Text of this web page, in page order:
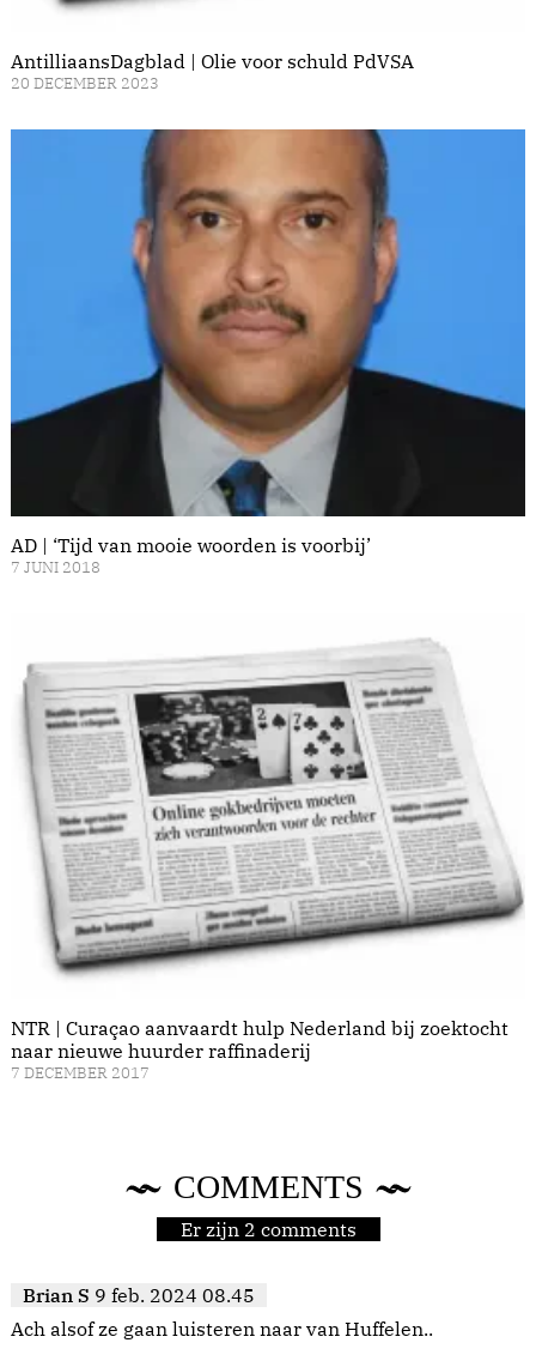
AntilliaansDagblad | Olie voor schuld PdVSA
20 DECEMBER 2023
AD | ‘Tijd van mooie woorden is voorbij’
7 JUNI 2018
NTR | Curaçao aanvaardt hulp Nederland bij zoektocht
naar nieuwe huurder raffinaderij
7 DECEMBER 2017
COMMENTS
Er zijn 2 comments
Brian S 9 feb. 2024 08.45
Ach alsof ze gaan luisteren naar van Huffelen..